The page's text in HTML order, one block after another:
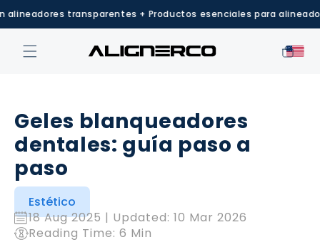
directamente
al contenido
transparentes + Productos esenciales para alineadores
Carrito
Geles blanqueadores
dentales: guía paso a
paso
Estético
18 Aug 2025 | Updated: 10 Mar 2026
Reading Time: 6 Min